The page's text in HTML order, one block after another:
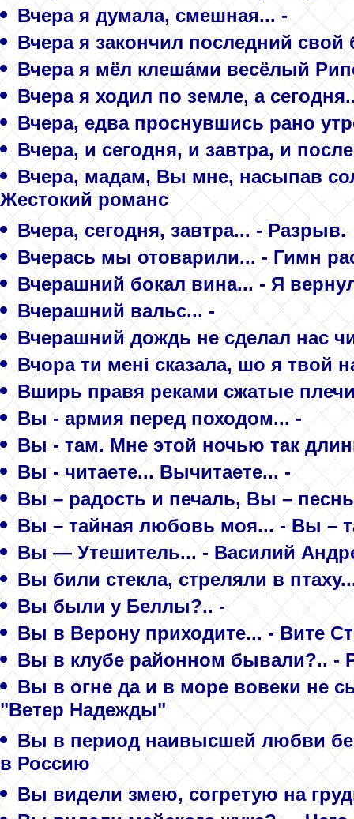
Вчера я думала, смешная... -
Вчера я закончил последний свой
Вчера я мёл клешáми весёлый
Вчера я ходил по земле, а
Вчера, едва проснувшись рано
Вчера, и сегодня, и завтра, и
Вчера, мадам, Вы мне, насыпав
Жестокий романс
Вчера, сегодня, завтра... - Разрыв.
Вчерась мы отоварили... - Гимн
Вчерашний бокал вина... - Я
Вчерашний вальс... -
Вчерашний дождь не сделал нас
Вчора ти мені сказала, шо я твой
Вширь правя реками сжатые
Вы - армия перед походом... -
Вы - там. Мне этой ночью так
Вы - читаете... Вычитаете... -
Вы – радость и печаль, Вы –
Вы – тайная любовь моя... - Вы –
Вы — Утешитель... - Василий
Вы били стекла, стреляли в
Вы были у Беллы?.. -
Вы в Верону приходите... - Вите
Вы в клубе районном бывали?.. -
Вы в огне да и в море вовеки не
"Ветер Надежды"
Вы в период наивысшей любви
в Россию
Вы видели змею, согретую на